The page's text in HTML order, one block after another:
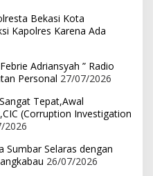
Bekasi Kota
Kapolres Karena Ada
Adriansyah ” Radio
Personal 27/07/2026
Tepat,Awal
(Corruption Investigation
2026
Sumbar Selaras dengan
26/07/2026